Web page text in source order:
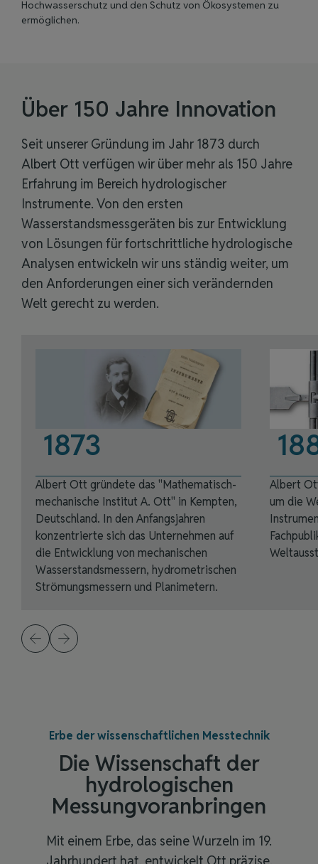
Hochwasserschutz und den Schutz von Ökosystemen zu
ermöglichen.
Über 150 Jahre Innovation
Seit unserer Gründung im Jahr 1873 durch
Albert Ott verfügen wir über mehr als 150 Jahre
Erfahrung im Bereich hydrologischer
Instrumente. Von den ersten
Wasserstandsmessgeräten bis zur Entwicklung
von Lösungen für fortschrittliche hydrologische
Analysen entwickeln wir uns ständig weiter, um
den Anforderungen einer sich verändernden
Welt gerecht zu werden.
1873
Albert Ott gründete das "Mathematisch-
mechanische Institut A. Ott" in Kempten,
Deutschland. In den Anfangsjahren
konzentrierte sich das Unternehmen auf
die Entwicklung von mechanischen
Wasserstandsmessern, hydrometrischen
Strömungsmessern und Planimetern.
Albert
um die
Erbe der wissenschaftlichen Messtechnik
Die Wissenschaft der
hydrologischen
Messungvoranbringen
Mit einem Erbe, das seine Wurzeln im 19.
Jahrhundert hat, entwickelt Ott präzise,